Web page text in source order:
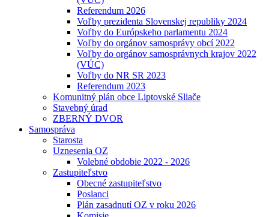
Referendum 2026
Voľby prezidenta Slovenskej republiky 2024
Voľby do Európskeho parlamentu 2024
Voľby do orgánov samosprávy obcí 2022
Voľby do orgánov samosprávnych krajov 2022
(VÚC)
Voľby do NR SR 2023
Referendum 2023
Komunitný plán obce Liptovské Sliače
Stavebný úrad
ZBERNÝ DVOR
Samospráva
Starosta
Uznesenia OZ
Volebné obdobie 2022 - 2026
Zastupiteľstvo
Obecné zastupiteľstvo
Poslanci
Plán zasadnutí OZ v roku 2026